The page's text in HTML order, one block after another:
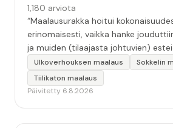
1,180 arviota
“Maalausurakka hoitui
erinomaisesti, vaikka hanke
ja muiden (tilaajasta johtuvien)
keskeyttämään n. 3 viikoksi.
hyvä, yhteydenpito erinomaista,
huolellisesti. Suosittelen. Erityiskiitos
Ulkoverhouksen maalaus
Sokkelin
Tiilikaton maalaus
Päivitetty 6.8.2026